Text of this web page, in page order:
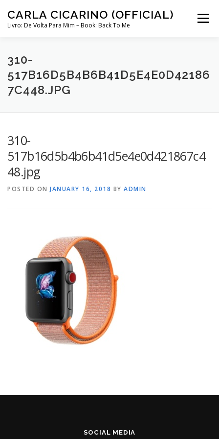
content
CARLA CICARINO (OFFICIAL)
Livro: De Volta Para Mim – Book: Back To Me
Menu
COMPRAR LIVRO “DE VOLTA PARA MIM”
MINHA CONTA
310-
517B16D5B4B6B41D5E4E0D42186
7C448.JPG
310-
517b16d5b4b6b41d5e4e0d421867c4
48.jpg
POSTED ON JANUARY 16, 2018 BY ADMIN
SOCIAL MEDIA